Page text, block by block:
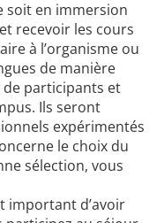
soit en immersion
recevoir les cours
à l’organisme ou
de manière
participants et
Ils seront
expérimentés
le choix du
sélection, vous
important d’avoir